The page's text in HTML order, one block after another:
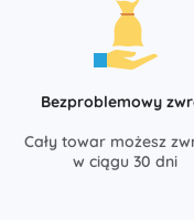
Bezproblemowy
Cały towar możesz
w ciągu 30 dni